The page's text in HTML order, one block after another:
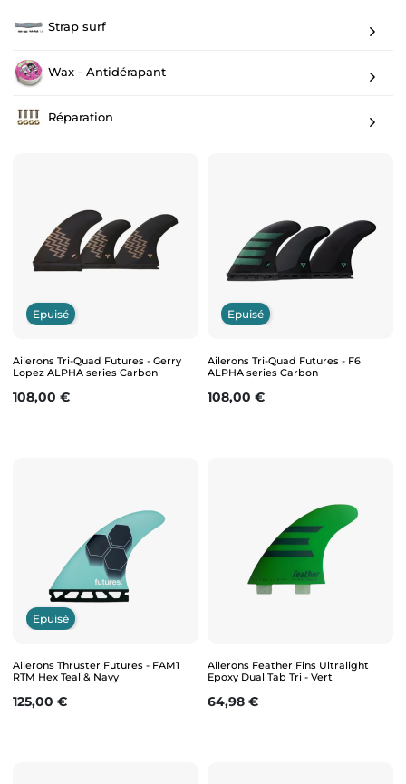
Strap surf
Wax - Antidérapant
Réparation
Epuisé
Ailerons Tri-Quad Futures - Gerry
Lopez ALPHA series Carbon
Prix
108,00 €
Epuisé
Ailerons Tri-Quad Futures - F6
ALPHA series Carbon
Prix
108,00 €
Epuisé
Ailerons Thruster Futures - FAM1
RTM Hex Teal & Navy
Prix
125,00 €
Ailerons Feather Fins Ultralight
Epoxy Dual Tab Tri - Vert
Prix
64,98 €